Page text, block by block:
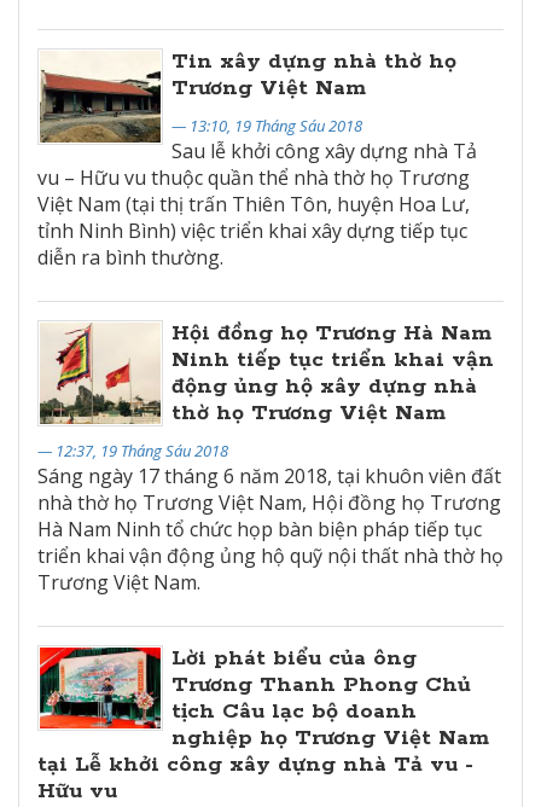
Tin xây dựng nhà thờ họ
Trương Việt Nam
— 13:10, 19 Tháng Sáu 2018
Sau lễ khởi công xây dựng nhà Tả
vu – Hữu vu thuộc quần thể nhà thờ họ Trương
Việt Nam (tại thị trấn Thiên Tôn, huyện Hoa Lư,
tỉnh Ninh Bình) việc triển khai xây dựng tiếp tục
diễn ra bình thường.
Hội đồng họ Trương Hà Nam
Ninh tiếp tục triển khai vận
động ủng hộ xây dựng nhà
thờ họ Trương Việt Nam
— 12:37, 19 Tháng Sáu 2018
Sáng ngày 17 tháng 6 năm 2018, tại khuôn viên đất
nhà thờ họ Trương Việt Nam, Hội đồng họ Trương
Hà Nam Ninh tổ chức họp bàn biện pháp tiếp tục
triển khai vận động ủng hộ quỹ nội thất nhà thờ họ
Trương Việt Nam.
Lời phát biểu của ông
Trương Thanh Phong Chủ
tịch Câu lạc bộ doanh
nghiệp họ Trương Việt Nam
tại Lễ khởi công xây dựng nhà Tả vu -
Hữu vu